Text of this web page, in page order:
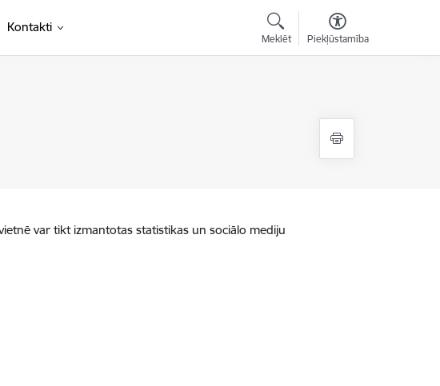
Kontakti
Meklēt Piekļūstamība
var tikt izmantotas statistikas un sociālo mediju